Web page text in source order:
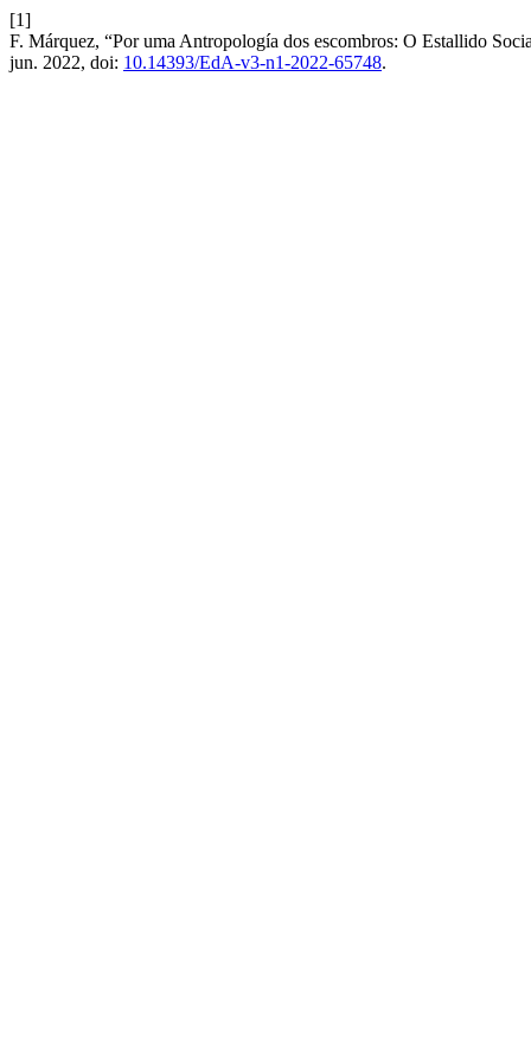
[1]
F. Márquez, “Por uma Antropología dos escombros: O Estallido
jun. 2022, doi: 10.14393/EdA-v3-n1-2022-65748.